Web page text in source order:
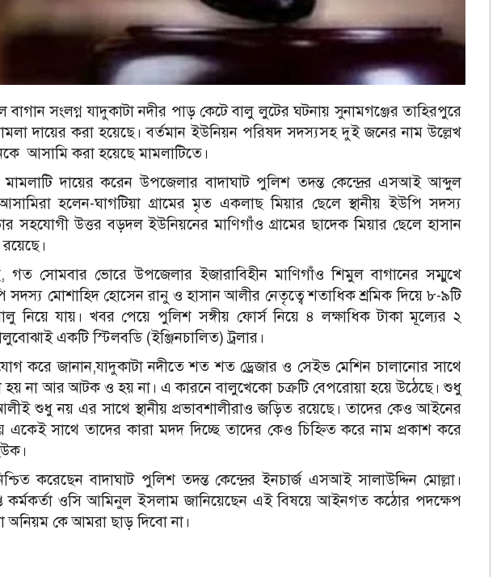
বাগান সংলগ্ন যাদুকাটা নদীর পাড় কেটে বালু লুটের ঘটনায় সুনামগঞ্জের তাহিরপুরে
দায়ের করা হয়েছে।বর্তমান ইউনিয়ন পরিষদ সদস্যসহ দুই জনের নাম উল্লেখ
আসামি করা হয়েছে মামলাটিতে।
দায়ের করেন উপজেলার বাদাঘাট পুলিশ তদন্ত কেন্দ্রের এসআই আব্দুল
হলেন-ঘাগটিয়া গ্রামের মৃত একলাছ মিয়ার ছেলে স্থানীয় ইউপি সদস্য
সহযোগী উত্তর বড়দল ইউনিয়নের মাণিগাঁও গ্রামের ছাদেক মিয়ার ছেলে হাসান
গত সোমবার ভোরে উপজেলার ইজারাবিহীন মাণিগাঁও শিমুল বাগানের সম্মুখে
সদস্য মোশাহিদ হোসেন রানু ও হাসান আলীর নেতৃত্বে শতাধিক শ্রমিক দিয়ে ৮-৯টি
নিয়ে যায়। খবর পেয়ে পুলিশ সঙ্গীয় ফোর্স নিয়ে ৪ লক্ষাধিক টাকা মূল্যের ২
একটি স্টিলবডি (ইঞ্জিনচালিত) ট্রলার।
করে জানান,যাদুকাটা নদীতে শত শত ড্রেজার ও সেইভ মেশিন চালানোর সাথে
হয় না আর আটক ও হয় না। এ কারনে বালুখেকো চক্রটি বেপরোয়া হয়ে উঠেছে। শুধু
শুধু নয় এর সাথে স্থানীয় প্রভাবশালীরাও জড়িত রয়েছে। তাদের কেও আইনের
সাথে তাদের কারা মদদ দিচ্ছে তাদের কেও চিহ্নিত করে নাম প্রকাশ করে
করেছেন বাদাঘাট পুলিশ তদন্ত কেন্দ্রের ইনচার্জ এসআই সালাউদ্দিন মোল্লা।
কর্মকর্তা ওসি আমিনুল ইসলাম জানিয়েছেন এই বিষয়ে আইনগত কঠোর পদক্ষেপ
অনিয়ম কে আমরা ছাড় দিবো না।